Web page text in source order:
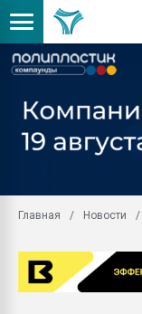
Главная Новости